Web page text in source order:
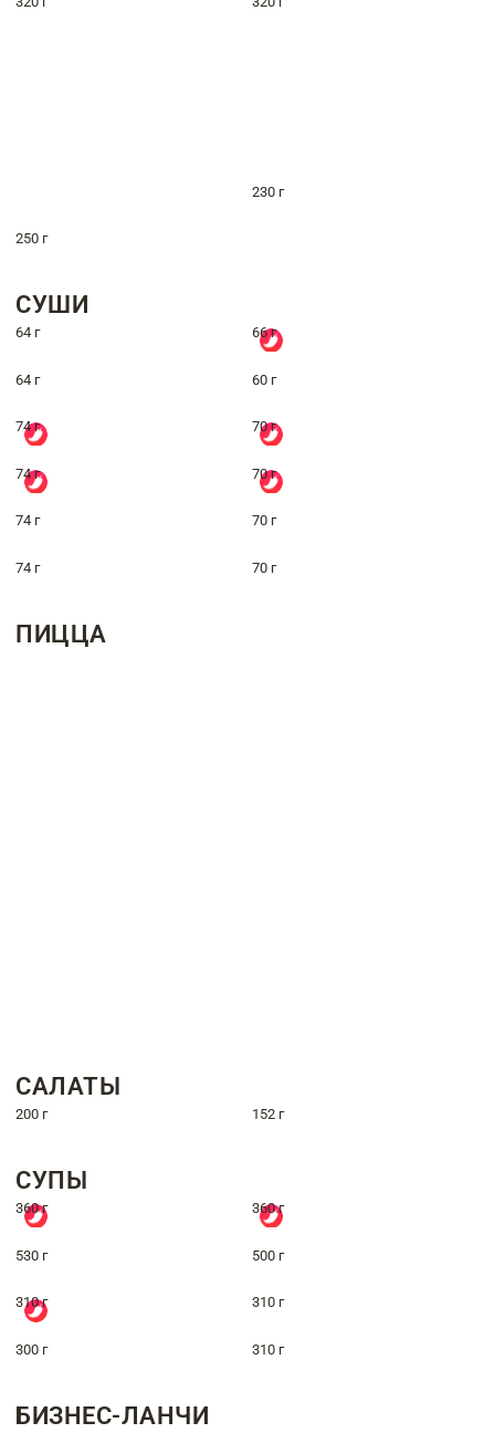
230 г
250 г
СУШИ
64 г 66 г
64 г 60 г
74 г 70 г
74 г 70 г
74 г 70 г
74 г 70 г
ПИЦЦА
САЛАТЫ
200 г 152 г
СУПЫ
360 г 360 г
530 г 500 г
310 г 310 г
300 г 310 г
БИЗНЕС-ЛАНЧИ